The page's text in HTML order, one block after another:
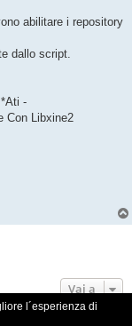
abilitare i repository
dallo script.
-
Con Libxine2
Vai a
l´esperienza di